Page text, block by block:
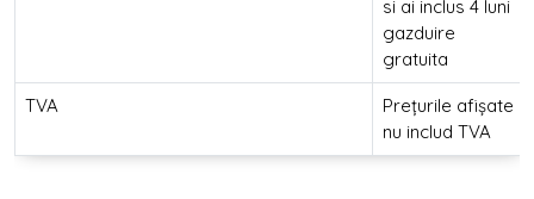
si ai inclus 4 luni
gazduire
gratuita
TVA
Prețurile afișate
nu includ TVA